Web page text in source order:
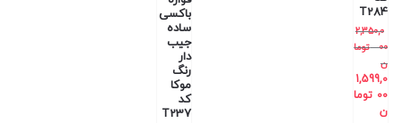
T284
2,350,0
00
توما
ن
1,599,0
00 توما
ن
باکسی
ساده
جیب
دار
رنگ
موکا
کد
T237